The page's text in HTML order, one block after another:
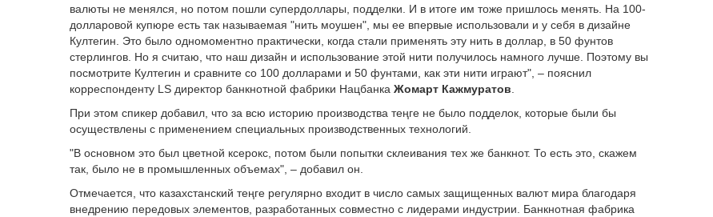
валюты не менялся, но потом пошли супердоллары, подделки. И в итоге им тоже пришлось менять. На 100-
долларовой купюре есть так называемая "нить моушен", мы ее впервые использовали и у себя в дизайне
Култегин. Это было одномоментно практически, когда стали применять эту нить в доллар, в 50 фунтов
стерлингов. Но я считаю, что наш дизайн и использование этой нити получилось намного лучше. Поэтому вы
посмотрите Култегин и сравните со 100 долларами и 50 фунтами, как эти нити играют", – пояснил
корреспонденту LS директор банкнотной фабрики Нацбанка Жомарт Кажмуратов
При этом спикер добавил, что за всю историю производства теңге не было подделок, которые были бы
осуществлены с применением специальных производственных технологий.
"В основном это был цветной ксерокс, потом были попытки склеивания тех же банкнот. То есть это, скажем
так, было не в промышленных объемах", – добавил он.
Отмечается, что казахстанский теңге регулярно входит в число самых защищенных валют мира благодаря
внедрению передовых элементов, разработанных совместно с лидерами индустрии. Банкнотная фабрика